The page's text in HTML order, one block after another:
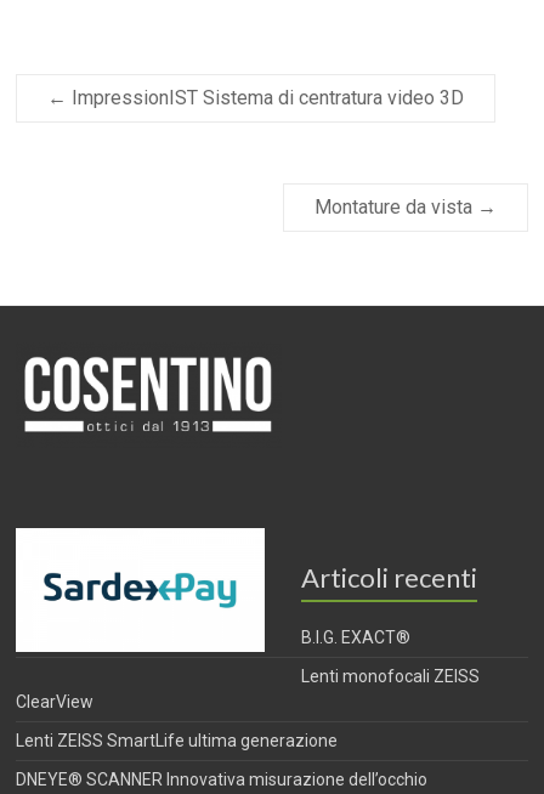
← ImpressionIST Sistema di centratura video 3D
Montature da vista →
Articoli recenti
B.I.G. EXACT®
Lenti monofocali ZEISS
ClearView
Lenti ZEISS SmartLife ultima generazione
DNEYE® SCANNER Innovativa misurazione dell’occhio